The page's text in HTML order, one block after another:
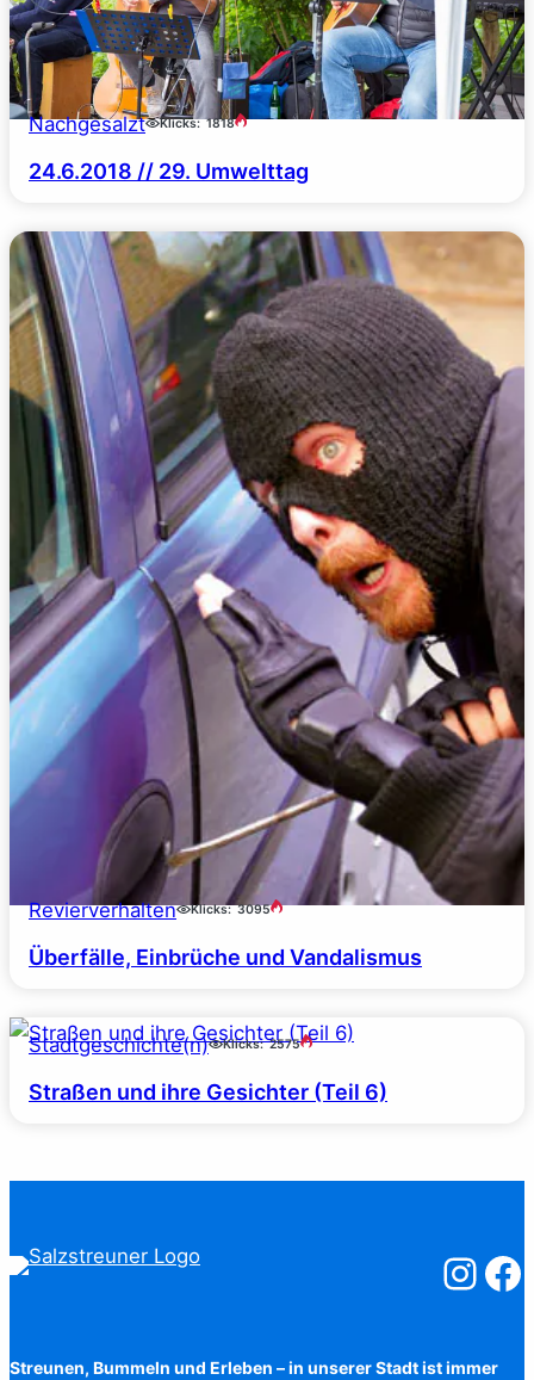
Nachgesalzt Klicks: 1818
24.6.2018 // 29. Umwelttag
Revierverhalten Klicks: 3095
Überfälle, Einbrüche und Vandalismus
Stadtgeschichte(n) Klicks: 2575
Straßen und ihre Gesichter (Teil 6)
Streunen, Bummeln und Erleben – in unserer Stadt ist immer